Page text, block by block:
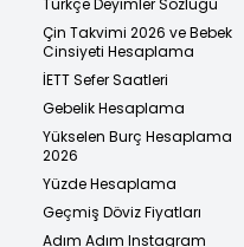
Çin Takvimi 2026 ve Bebek
Cinsiyeti Hesaplama
İETT Sefer Saatleri
Gebelik Hesaplama
Yükselen Burç Hesaplama
2026
Yüzde Hesaplama
Geçmiş Döviz Fiyatları
Adım Adım Instagram